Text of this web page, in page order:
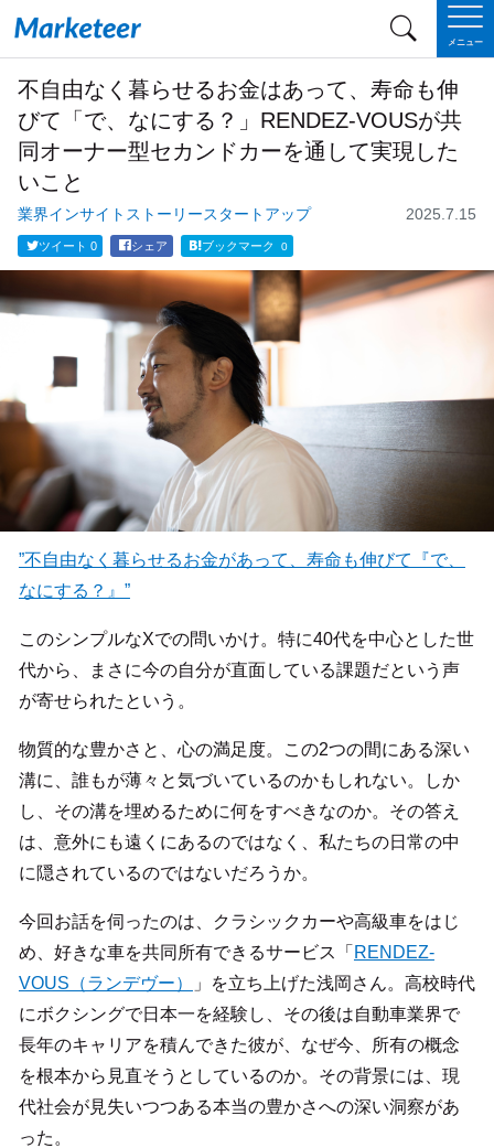
メニュー
不自由なく暮らせるお金はあって、寿命も伸
びて「で、なにする？」RENDEZ-VOUSが共
同オーナー型セカンドカーを通して実現した
いこと
業界インサイト ストーリースタートアップ 2025.7.15
ツイート 0 シェア ブックマーク 0
”不自由なく暮らせるお金があって、寿命も伸びて『で、
なにする？』”
このシンプルなXでの問いかけ。特に40代を中心とした世
代から、まさに今の自分が直面している課題だという声
が寄せられたという。
物質的な豊かさと、心の満足度。この2つの間にある深い
溝に、誰もが薄々と気づいているのかもしれない。しか
し、その溝を埋めるために何をすべきなのか。その答え
は、意外にも遠くにあるのではなく、私たちの日常の中
に隠されているのではないだろうか。
今回お話を伺ったのは、クラシックカーや高級車をはじ
め、好きな車を共同所有できるサービス「 RENDEZ-
VOUS（ランデヴー）
」を立ち上げた浅岡さん。高校時代
にボクシングで日本一を経験し、その後は自動車業界で
長年のキャリアを積んできた彼が、なぜ今、所有の概念
を根本から見直そうとしているのか。その背景には、現
代社会が見失いつつある本当の豊かさへの深い洞察があ
った。